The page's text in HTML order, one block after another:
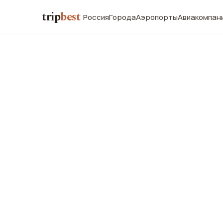
tripbest РоссияГородаАэропорты